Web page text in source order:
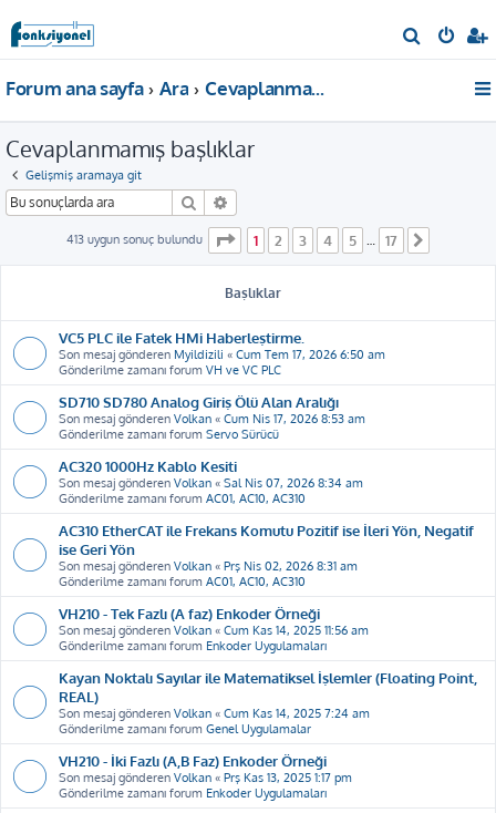
r
Forum ana sayfa Ara Cevaplanmamış başlıklar
Cevaplanmamış başlıklar
Gelişmiş aramaya git
Ara
413 uygun sonuç bulundu . sayfa (Toplam 17 sayfa)
1 2 3 4 5 17
Başlıklar
VC5 PLC ile Fatek HMi Haberleştirme.
Son mesaj gönderen Myildizili « Cum Tem 17, 2026 6:50 am
Gönderilme zamanı forum VH ve VC PLC
SD710 SD780 Analog Giriş Ölü Alan Aralığı
Son mesaj gönderen Volkan « Cum Nis 17, 2026 8:53 am
Gönderilme zamanı forum Servo Sürücü
AC320 1000Hz Kablo Kesiti
Son mesaj gönderen Volkan « Sal Nis 07, 2026 8:34 am
Gönderilme zamanı forum AC01, AC10, AC310
AC310 EtherCAT ile Frekans Komutu Pozitif ise İleri Yön, Negatif
ise Geri Yön
Son mesaj gönderen Volkan « Prş Nis 02, 2026 8:31 am
Gönderilme zamanı forum AC01, AC10, AC310
VH210 - Tek Fazlı (A faz) Enkoder Örneği
Son mesaj gönderen Volkan « Cum Kas 14, 2025 11:56 am
Gönderilme zamanı forum Enkoder Uygulamaları
Kayan Noktalı Sayılar ile Matematiksel İşlemler (Floating Point,
REAL)
Son mesaj gönderen Volkan « Cum Kas 14, 2025 7:24 am
Gönderilme zamanı forum Genel Uygulamalar
VH210 - İki Fazlı (A,B Faz) Enkoder Örneği
Son mesaj gönderen Volkan « Prş Kas 13, 2025 1:17 pm
Gönderilme zamanı forum Enkoder Uygulamaları